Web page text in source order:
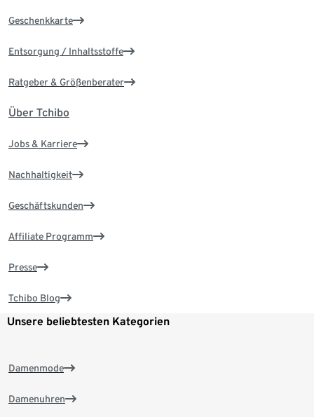
Geschenkkarte
Entsorgung / Inhaltsstoffe
Ratgeber & Größenberater
Über Tchibo
Jobs & Karriere
Nachhaltigkeit
Geschäftskunden
Affiliate Programm
Presse
Tchibo Blog
Unsere beliebtesten Kategorien
Damenmode
Damenuhren